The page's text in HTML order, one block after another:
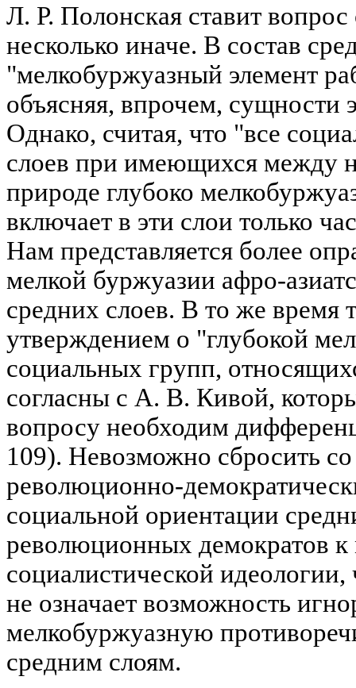
Л. Р. Полонская ставит
несколько иначе. В состав
"мелкобуржуазный элемент
объясняя, впрочем, сущности
Однако, считая, что "все
слоев при имеющихся между
природе глубоко
включает в эти слои только
Нам представляется более
мелкой буржуазии афро-
средних слоев. В то же время
утверждением о "глубокой
социальных групп,
согласны с А. В. Кивой,
вопросу необходим
109). Невозможно сбросить
революционно-
социальной ориентации
революционных демократов к
социалистической идеологии,
не означает возможность
мелкобуржуазную
средним слоям.